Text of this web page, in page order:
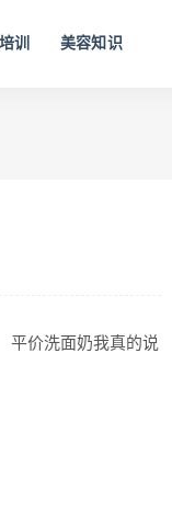
训 美容知识
平价洗面奶我真的说